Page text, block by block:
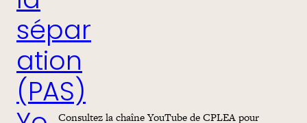
sépar
ation
(PAS)
Consultez la chaîne YouTube de CPLEA pour